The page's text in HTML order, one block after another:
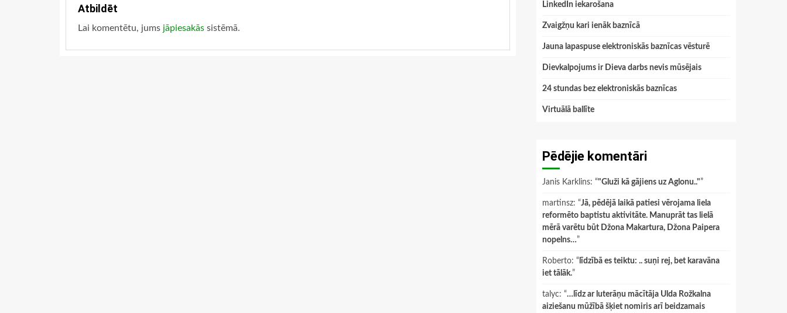
Atbildēt
Lai komentētu, jums jāpiesakās sistēmā.
LinkedIn iekarošana
Zvaigžņu kari ienāk baznīcā
Jauna lapaspuse elektroniskās baznīcas vēsturē
Dievkalpojums ir Dieva darbs nevis mūsējais
24 stundas bez elektroniskās baznīcas
Virtuālā ballīte
Pēdējie komentāri
Janis Karklins: “"Gluži kā gājiens uz Aglonu.."”
martinsz: “Jā, pēdējā laikā patiesi vērojama liela
reformēto baptistu aktivitāte. Manuprāt tas lielā
mērā varētu būt Džona Makartura, Džona Paipera
nopelns…”
Roberto: “ līdzībā es teiktu: .. suņi rej, bet karavāna
iet tālāk.”
talyc: “…līdz ar luterāņu mācītāja Ulda Rožkalna
aiziešanu mūžībā šķiet nomiris arī beidzamais